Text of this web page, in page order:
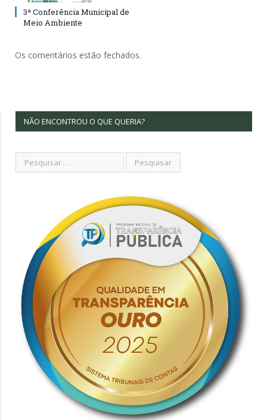
3ª Conferência Municipal de
Meio Ambiente
Os comentários estão fechados.
NÃO ENCONTROU O QUE QUERIA?